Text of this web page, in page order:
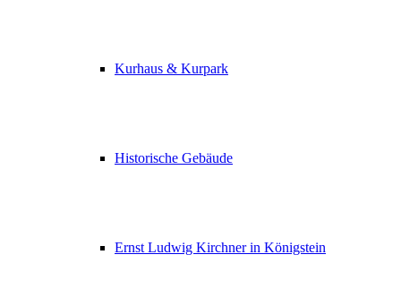
Kurhaus & Kurpark
Historische Gebäude
Ernst Ludwig Kirchner in Königstein